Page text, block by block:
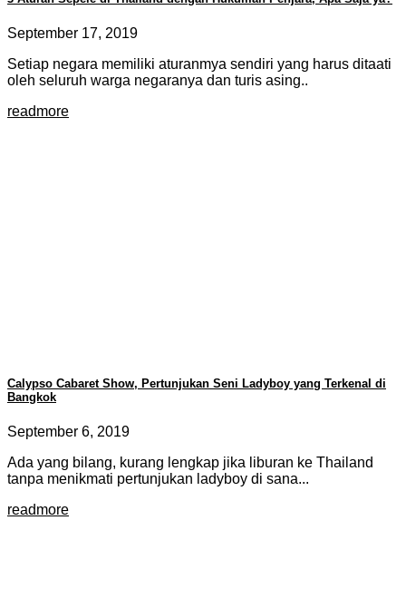
September 17, 2019
Setiap negara memiliki aturanmya sendiri yang harus ditaati
oleh seluruh warga negaranya dan turis asing..
readmore
Calypso Cabaret Show, Pertunjukan Seni Ladyboy yang Terkenal di
Bangkok
September 6, 2019
Ada yang bilang, kurang lengkap jika liburan ke Thailand
tanpa menikmati pertunjukan ladyboy di sana...
readmore